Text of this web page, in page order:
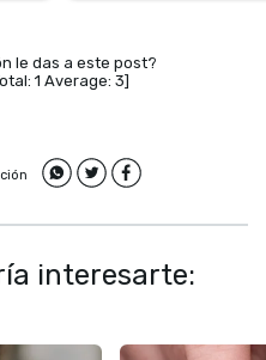
le das a este post?
1 Average: 3]
interesarte: